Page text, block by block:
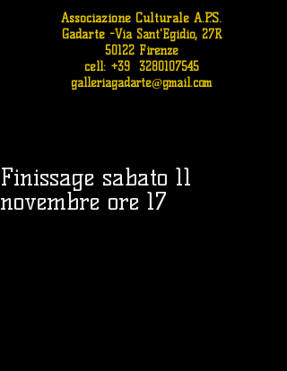
Associazione Culturale A.P.S.
Gadarte-Via Sant'Egidio, 27R
50122 Firenze
cell: +39 3280107545
galleriagadarte@gmail.com
Finissage sabato 11
novembre ore 17